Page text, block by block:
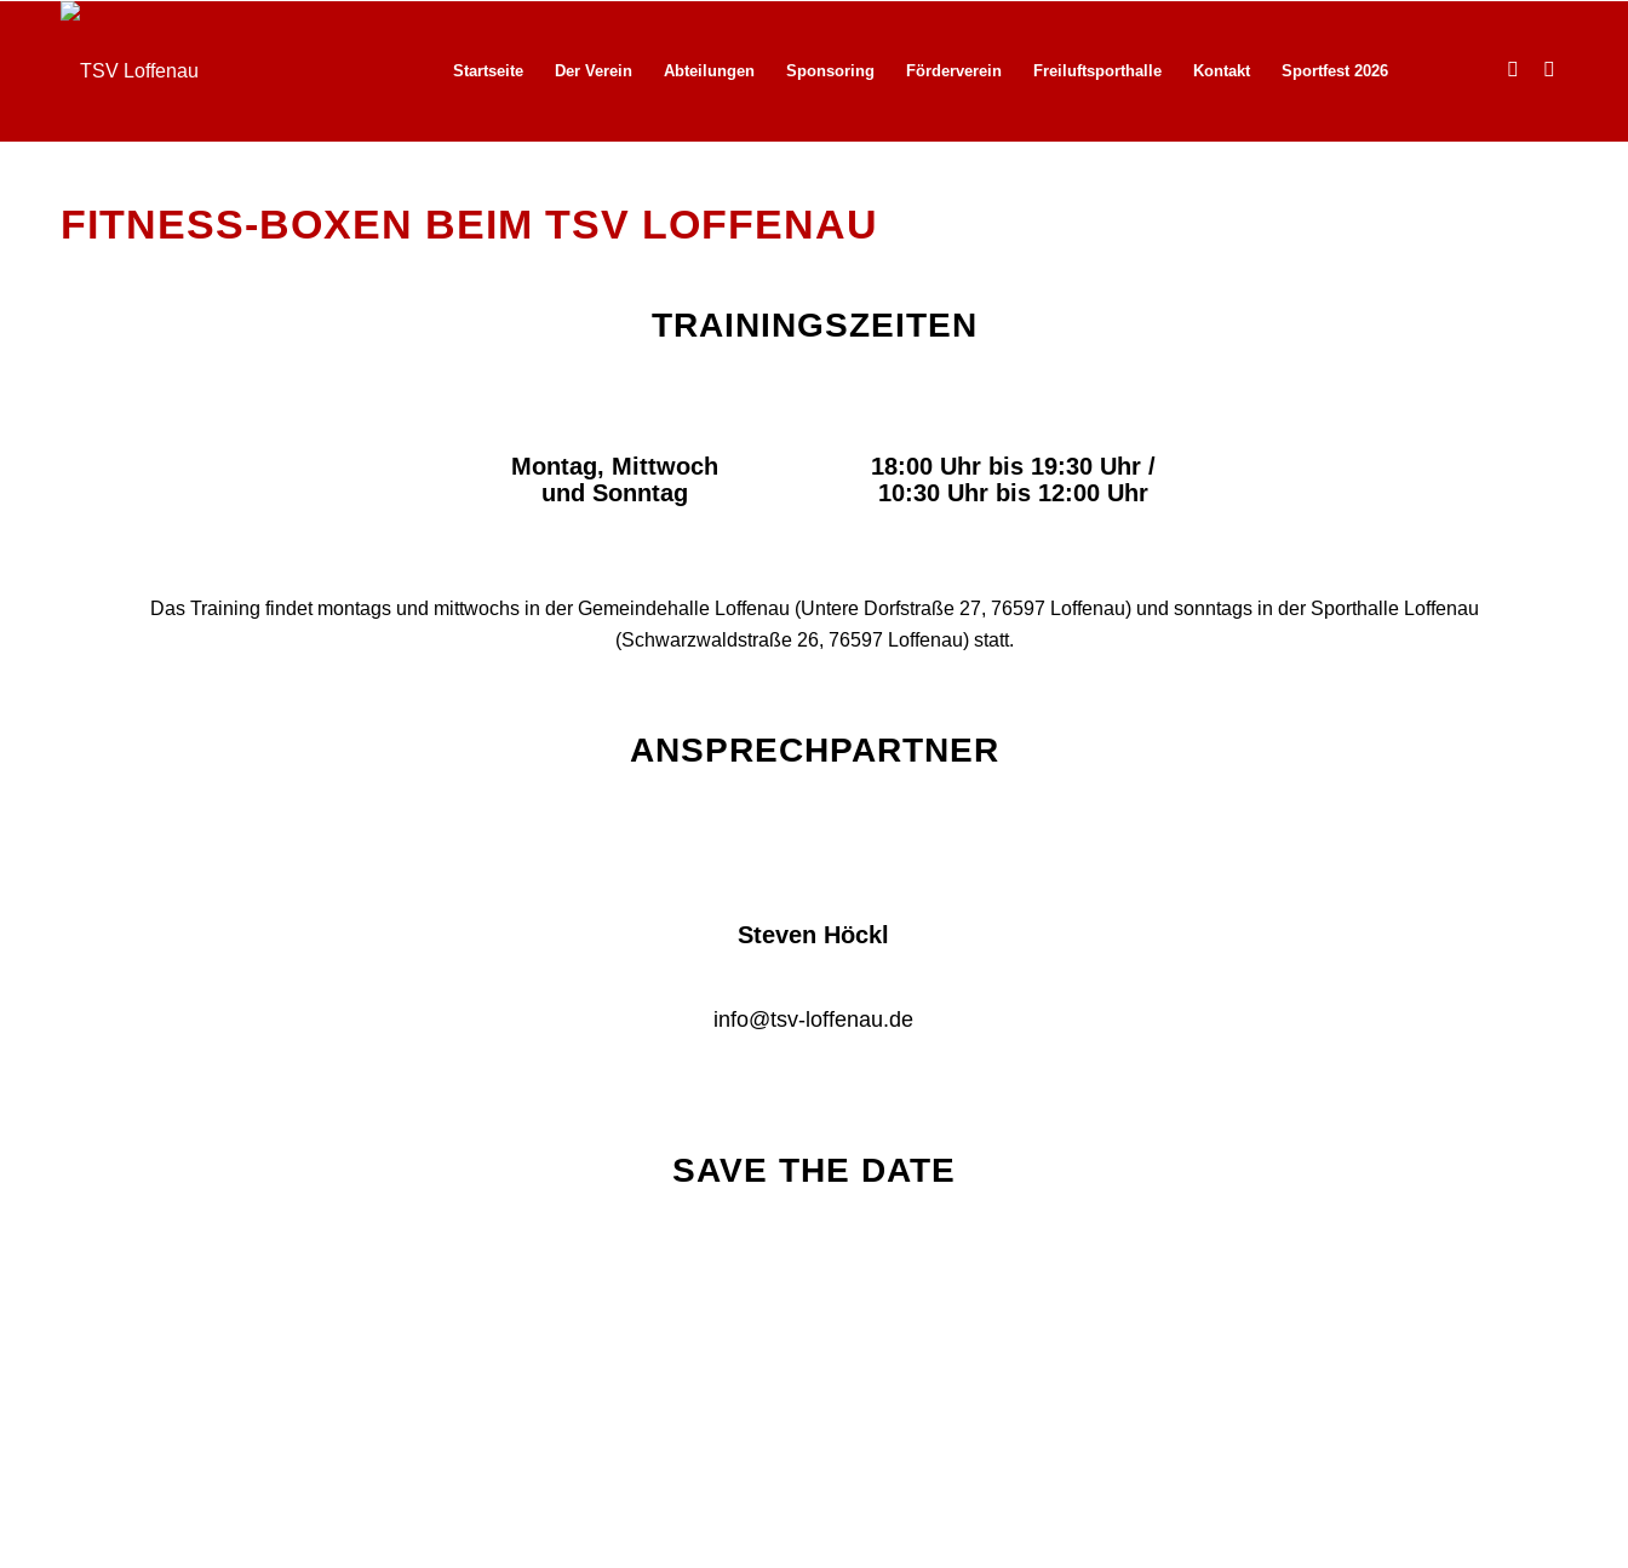
Startseite Der Verein Abteilungen Sponsoring Förderverein Freiluftsporthalle Kontakt Sportfest 2026
FITNESS-BOXEN BEIM TSV LOFFENAU
TRAININGSZEITEN
Montag, Mittwoch
und Sonntag
18:00 Uhr bis 19:30 Uhr /
10:30 Uhr bis 12:00 Uhr
Das Training findet montags und mittwochs in der Gemeindehalle Loffenau (Untere Dorfstraße 27, 76597 Loffenau) und sonntags in der Sporthalle Loffenau
(Schwarzwaldstraße 26, 76597 Loffenau) statt.
ANSPRECHPARTNER
Steven Höckl
info@tsv-loffenau.de
SAVE THE DATE